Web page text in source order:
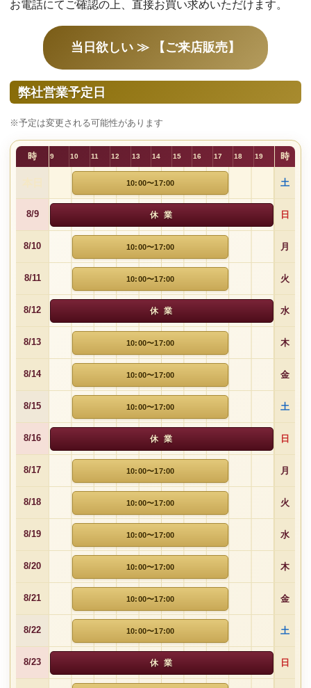
お電話にてご確認の上、直接お買い求めいただけます。
当日欲しい ≫ 【ご来店販売】
弊社営業予定日
※予定は変更される可能性があります
時 9 10 11 12 13 14 15 16 17 18 19 時
10:00〜17:00 土
8/9 休 業 日
8/10 10:00〜17:00 月
8/11 10:00〜17:00 火
8/12 休 業 水
8/13 10:00〜17:00 木
8/14 10:00〜17:00 金
8/15 10:00〜17:00 土
8/16 休 業 日
8/17 10:00〜17:00 月
8/18 10:00〜17:00 火
8/19 10:00〜17:00 水
8/20 10:00〜17:00 木
8/21 10:00〜17:00 金
8/22 10:00〜17:00 土
8/23 休 業 日